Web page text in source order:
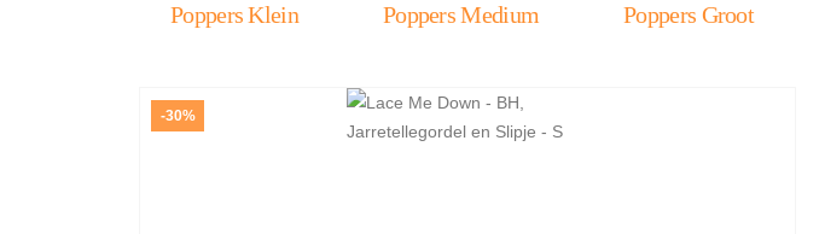
Poppers Klein Poppers Medium Poppers Groot
-30%